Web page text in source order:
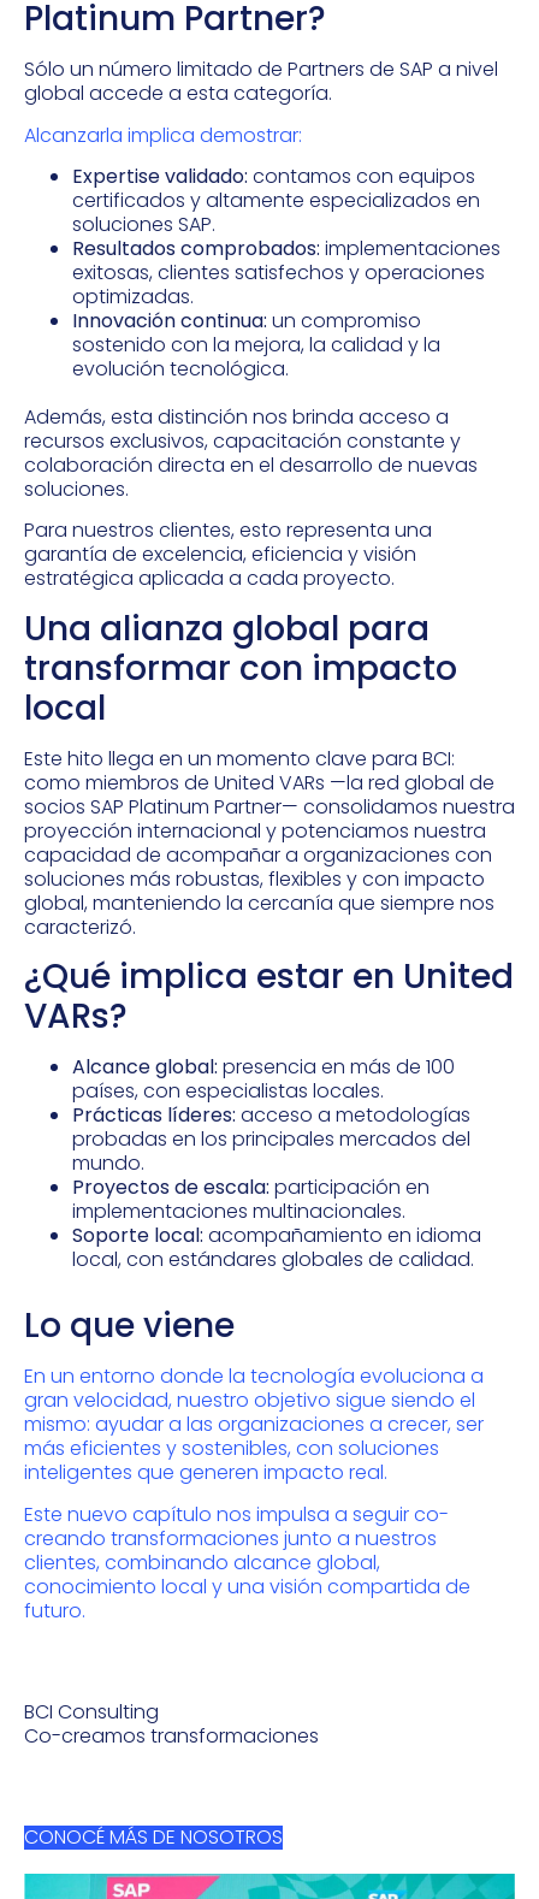
Platinum Partner?
Sólo un número limitado de Partners de SAP a nivel
global accede a esta categoría.
Alcanzarla implica demostrar:
Expertise validado: contamos con equipos
certificados y altamente especializados en
soluciones SAP.
Resultados comprobados: implementaciones
exitosas, clientes satisfechos y operaciones
optimizadas.
Innovación continua: un compromiso
sostenido con la mejora, la calidad y la
evolución tecnológica.
Además, esta distinción nos brinda acceso a
recursos exclusivos, capacitación constante y
colaboración directa en el desarrollo de nuevas
soluciones.
Para nuestros clientes, esto representa una
garantía de excelencia, eficiencia y visión
estratégica aplicada a cada proyecto.
Una alianza global para
transformar con impacto
local
Este hito llega en un momento clave para BCI:
como miembros de United VARs —la red global de
socios SAP Platinum Partner— consolidamos nuestra
proyección internacional y potenciamos nuestra
capacidad de acompañar a organizaciones con
soluciones más robustas, flexibles y con impacto
global, manteniendo la cercanía que siempre nos
caracterizó.
¿Qué implica estar en United
VARs?
Alcance global: presencia en más de 100
países, con especialistas locales.
Prácticas líderes: acceso a metodologías
probadas en los principales mercados del
mundo.
Proyectos de escala: participación en
implementaciones multinacionales.
Soporte local: acompañamiento en idioma
local, con estándares globales de calidad.
Lo que viene
En un entorno donde la tecnología evoluciona a
gran velocidad, nuestro objetivo sigue siendo el
mismo: ayudar a las organizaciones a crecer, ser
más eficientes y sostenibles, con soluciones
inteligentes que generen impacto real.
Este nuevo capítulo nos impulsa a seguir co-
creando transformaciones junto a nuestros
clientes, combinando alcance global,
conocimiento local y una visión compartida de
futuro.
BCI Consulting
Co-creamos transformaciones
CONOCÉ MÁS DE NOSOTROS